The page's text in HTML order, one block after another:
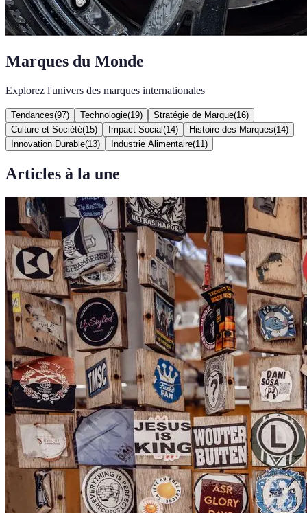
Marques du Monde
Explorez l'univers des marques internationales
Tendances(97) Technologie(19) Stratégie de Marque(16)
Culture et Société(15) Impact Social (14) Histoire des Marques(14)
Innovation Durable(13) Industrie Alimentaire(11 )
Articles à la une